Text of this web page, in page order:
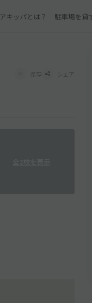
アキッパとは？ 駐車場を貸
保存 シェア